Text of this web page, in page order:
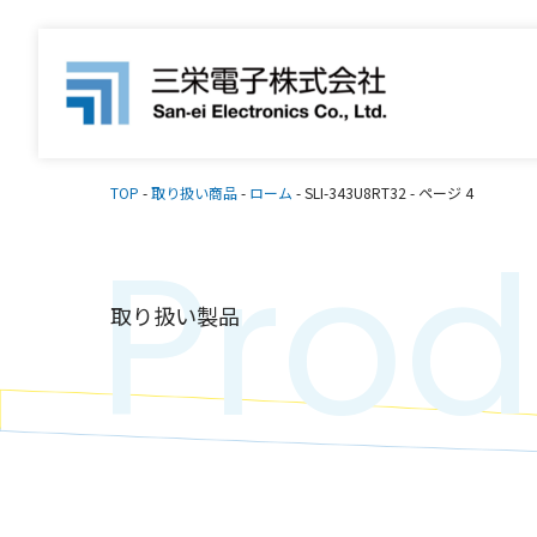
TOP -取り扱い商品- ローム -SLI-343U8RT32 - ページ 4
取り扱い製品